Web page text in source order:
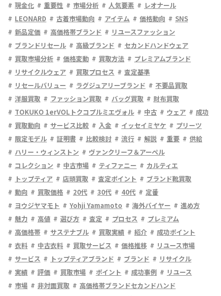
現金化
重要性 市場分析 人気要素
レオナール
LEONARD
古着市場動向 アイテム 価格動向
SNS
新品定価
高価格帯ブランド
リユースファッション
ブランドリセール
高級ブランド
セカンドハンドウェア
買取市場分析
価格変動 買取方法
プレミアムブランド
リサイクルウェア
買取プロセス
査定基準
リセールバリュー
ラグジュアリーブランド
不要品買取
洋服買取
ファッション買取 バッグ買取
財布買取
TOKUKO 1erVOLトクコプルミエヴォル
中古 ウェア
成功
買取動向
サービス比較 入金 イッセイミヤケ
プリーツ
限定モデル
証明書 比較検討 流行 解説 重要
供給
ハリー・ウィンストン
ヴァンクリーフ＆アーペル
コレクション
中古市場 ティファニー
カルティエ
トップティア
店頭買取 査定ポイント
ブランド靴買取
動向
買取価格 20代 30代 40代
定番
ヨウジヤマモト
Yohji Yamamoto 海外バイヤー
進め方
魅力
高値 選び方 査定 プロセス
プレミアム
高価格帯
サステナブル 買取実績 紹介
成功ポイント
衣料
中古衣料 買取サービス 価格推移
リユース市場
サービス
トップティアブランド ブランド
リサイクル
実績
評価 買取市場 ポイント 成功事例
リユース
市場
非対面買取
高価格帯ブランドセカンドハンド